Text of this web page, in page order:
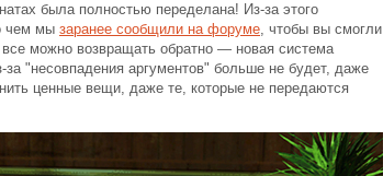
была полностью переделана! Из-за этого
чем мы заранее сообщили на форуме, чтобы вы смогли
можно возвращать обратно — новая система
"несовпадения аргументов" больше не будет, даже
ценные вещи, даже те, которые не передаются